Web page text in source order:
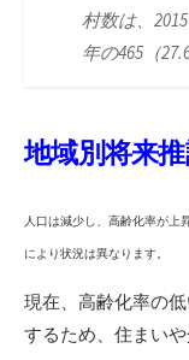
村数は、
年の465（
地域別将来
人口は減少し、高齢化率が上
により状況は異なります。
現在、高齢化率の
するため、住まい